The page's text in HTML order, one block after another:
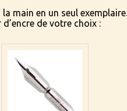
main en un seul exemplaire.
de votre choix :